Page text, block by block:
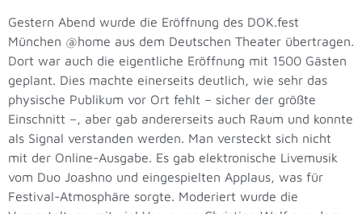
Gestern Abend wurde die Eröffnung des DOK.fest
München @home aus dem Deutschen Theater übertragen.
Dort war auch die eigentliche Eröffnung mit 1500 Gästen
geplant. Dies machte einerseits deutlich, wie sehr das
physische Publikum vor Ort fehlt – sicher der größte
Einschnitt –, aber gab andererseits auch Raum und konnte
als Signal verstanden werden. Man versteckt sich nicht
mit der Online-Ausgabe. Es gab elektronische Livemusik
vom Duo Joashno und eingespielten Applaus, was für
Festival-Atmosphäre sorgte. Moderiert wurde die